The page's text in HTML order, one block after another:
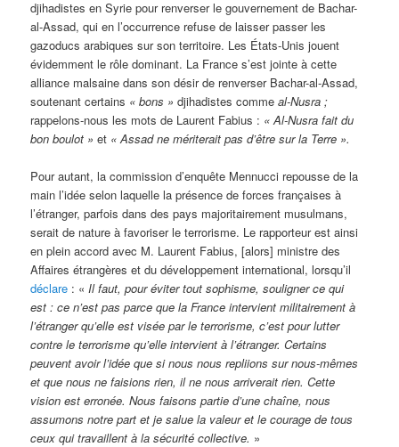
djihadistes en Syrie pour renverser le gouvernement de Bachar-
al-Assad, qui en l’occurrence refuse de laisser passer les
gazoducs arabiques sur son territoire. Les États-Unis jouent
évidemment le rôle dominant. La France s’est jointe à cette
alliance malsaine dans son désir de renverser Bachar-al-Assad,
soutenant certains « bons » djihadistes commeal-Nusra ;
rappelons-nous les mots de Laurent Fabius : « Al-Nusra fait du
bon boulot » et « Assad ne mériterait pas d’être sur la Terre ».
Pour autant, la commission d’enquête Mennucci repousse de la
main l’idée selon laquelle la présence de forces françaises à
l’étranger, parfois dans des pays majoritairement musulmans,
serait de nature à favoriser le terrorisme. Le rapporteur est ainsi
en plein accord avec M. Laurent Fabius, [alors] ministre des
Affaires étrangères et du développement international, lorsqu’il
déclare : «Il faut, pour éviter tout sophisme, souligner ce qui
est : ce n’est pas parce que la France intervient militairement à
l’étranger qu’elle est visée par le terrorisme, c’est pour lutter
contre le terrorisme qu’elle intervient à l’étranger. Certains
peuvent avoir l’idée que si nous nous repliions sur nous-mêmes
et que nous ne faisions rien, il ne nous arriverait rien. Cette
vision est erronée. Nous faisons partie d’une chaîne, nous
assumons notre part et je salue la valeur et le courage de tous
ceux qui travaillent à la sécurité collective. »